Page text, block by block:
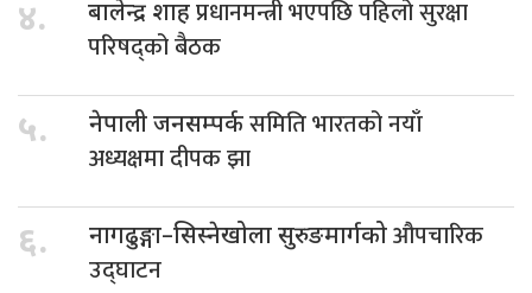
४. बालेन्द्र शाहप्रधानमन्त्री भएपछि पहिलो सुरक्षा
परिषद्को बैठक
५. नेपाली जनसम्पर्कसमिति भारतको नयाँ
अध्यक्षमा दीपक झा
६. नागढुङ्गा–सिस्नेखोला सुरुङमार्गकोऔपचारिक
उद्घाटन